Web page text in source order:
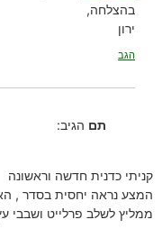
בהצלחה,
ירון
הגב
תם הגיב:
קניתי כדנית חדשה וראשונה
המצע נראה יחסית בסדר ,
ממליץ לשלב פרלייט ושבבי